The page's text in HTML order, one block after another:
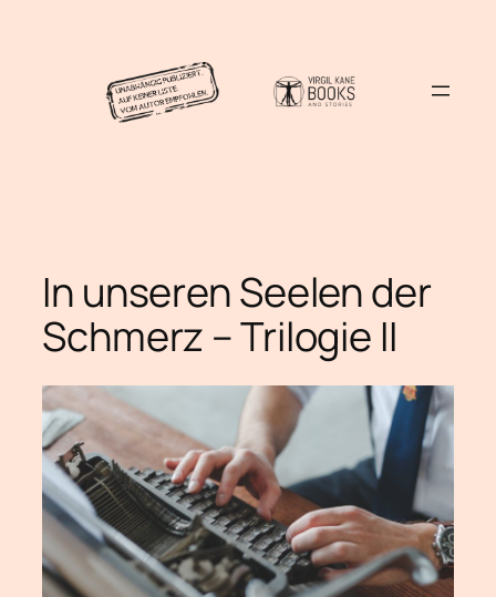
In unseren Seelen der
Schmerz – Trilogie II